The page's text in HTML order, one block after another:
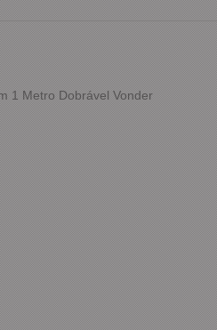
1 Metro Dobrável Vonder